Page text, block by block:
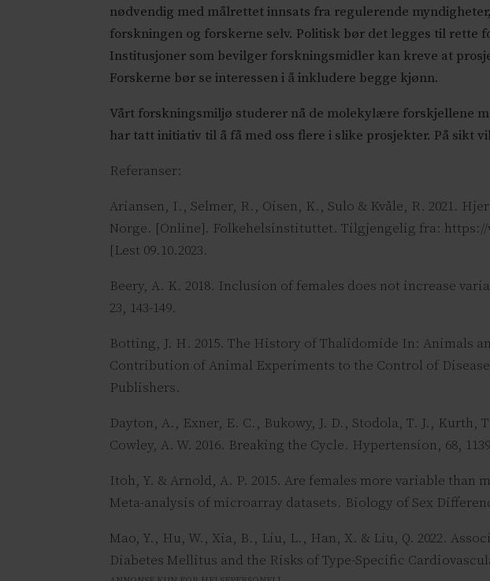
nødvendig med målrettet innsats fra regulerende
forskningen og forskerne selv. Politisk bør det legges til rette
Institusjoner som bevilger forskningsmidler kan kreve at
Forskerne bør se interessen i å inkludere begge kjønn.
Vårt forskningsmiljø studerer nå de molekylære forskjellene
har tatt initiativ til å få med oss flere i slike prosjekter. På sikt
Referanser:
Ariansen, I., Selmer, R., Oisen, K., Sulo & Kvåle, R. 2021.
Norge. [Online]. Folkehelsinstituttet. Tilgjengelig fra:
[Lest 09.10.2023.
Beery, A. K. 2018. Inclusion of females does not increase
23, 143-149.
Botting, J. H. 2015. The History of Thalidomide In: Animals
Contribution of Animal Experiments to the Control of
Publishers.
Dayton, A., Exner, E. C., Bukowy, J. D., Stodola, T. J., Kurth,
Cowley, A. W. 2016. Breaking the Cycle. Hypertension, 68,
Itoh, Y. & Arnold, A. P. 2015. Are females more variable than
Meta-analysis of microarray datasets. Biology of Sex
Mao, Y., Hu, W., Xia, B., Liu, L., Han, X. & Liu, Q. 2022.
Diabetes Mellitus and the Risks of Type-Specific